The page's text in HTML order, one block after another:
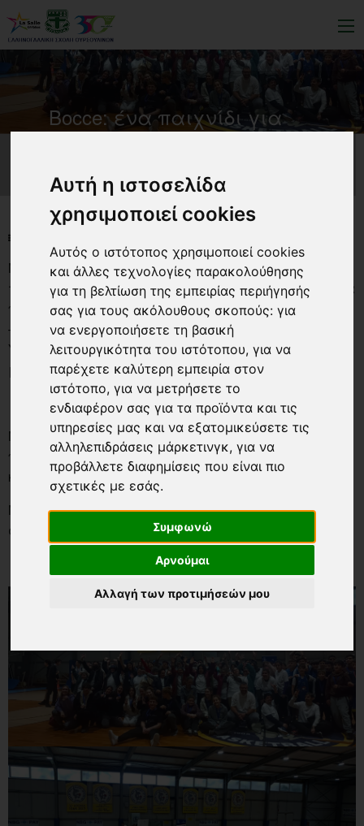
Αυτή η ιστοσελίδα
χρησιμοποιεί cookies
Αυτός ο ιστότοπος χρησιμοποιεί cookies
και άλλες τεχνολογίες παρακολούθησης
για τη βελτίωση της εμπειρίας περιήγησής
σας για τους ακόλουθους σκοπούς:για
να ενεργοποιήσετε τη βασική
λειτουργικότητα του ιστότοπου,για να
παρέχετε καλύτερη εμπειρία στον
ιστότοπο,για να μετρήσετε το
ενδιαφέρον σας για τα προϊόντα και τις
υπηρεσίες μας και να εξατομικεύσετε τις
αλληλεπιδράσεις μάρκετινγκ,για να
προβάλλετε διαφημίσεις που είναι πιο
σχετικές με εσάς.
Συμφωνώ
Αρνούμαι
Αλλαγή των προτιμήσεών μου
Bocce: ένα παιχνίδι για
Μια ξεχωριστή εμπειρία είχαν σήμερα οι μαθητές
της Β’ Λυκείου, συμμετέχοντας στη δράση «Bocce: ένα
παιχνίδι για όλους», που υλοποιήθηκε από την ΕΣΤΙΑ
– Κέντρο Κοινωνικής Φροντίδας Ατόμων με Νοητική
Υστέρηση, με αφορμή την Παγκόσμια Ημέρα Ατόμων
με Αναπηρία.
Μέσα από το παιχνίδι γνώρισαν το bocce και ήρθαν
πιο κοντά σε αξίες όπως η αποδοχή, η συμπερίληψη
και ο σεβασμός.
Μια ημέρα που άφησε όμορφες εικόνες και
σημαντικά μαθήματα για όλους.